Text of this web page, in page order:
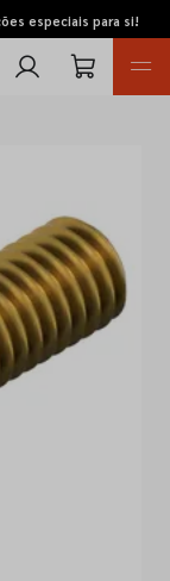
especiais para si!